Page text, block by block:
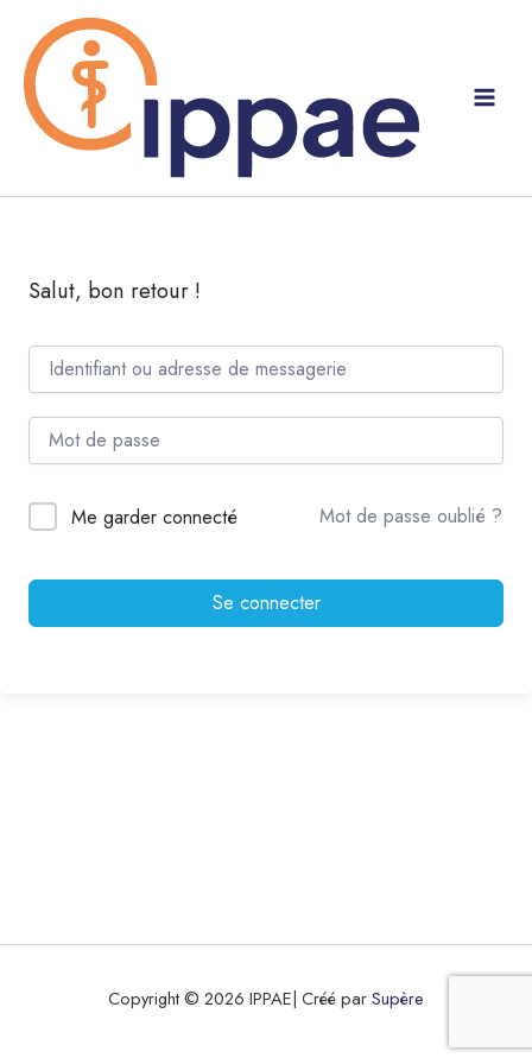
contenu
Salut, bon retour !
Me garder connecté Mot de passe oublié ?
Se connecter
Copyright © 2026 IPPAE| Créé parSupère